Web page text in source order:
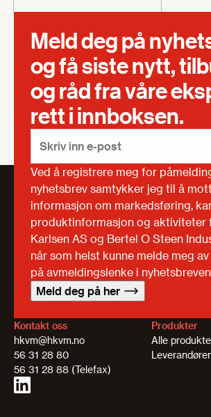
Meld deg på
og få siste nytt,
og råd fra våre
rett i innboksen.
Ved å registrere meg for
nyhetsbrev samtykker jeg til å
informasjon om markedsføring,
produktinformasjon og aktiviteter
Karlsen AS og Bertel O Steen
når som helst kunne melde meg
på avmeldingslenke i
Meld deg på her
Kontakt oss
hkvm@hkvm.no
56 31 28 80
56 31 28 88 (Telefax)
Produkter
Alle
Leverandører